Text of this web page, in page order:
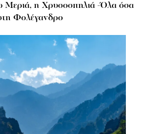
η Χρυσοσπηλιά -Όλα όσα
στη Φολέγανδρο